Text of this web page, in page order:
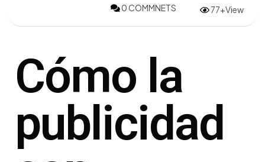
0 COMMNETS 77+View
Cómo la
publicidad